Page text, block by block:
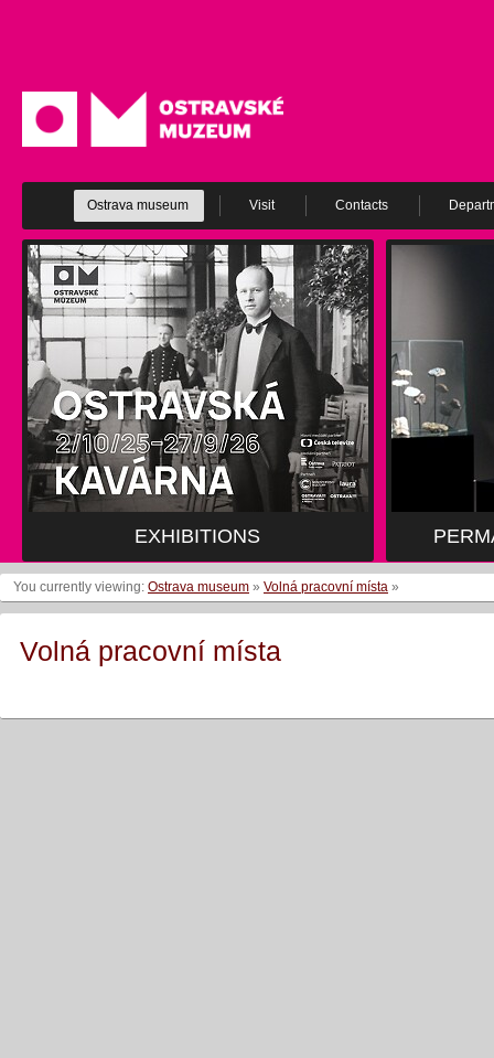
Ostrava museum Visit Contacts
EXHIBITIONS
You currently viewing: Ostrava museum » Volná pracovní místa »
Volná pracovní místa